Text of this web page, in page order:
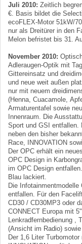
Juli 2010: Zeitlich
€. Basis bildet die
ecoFLEX-Motor 51kW/
nur als Dreitürer in den
Melon befristet bis 31.
November 2010:
Adleraugen-Optik mit
Gittereinsatz und
und neue weit außen
nur mit neuem
(Henna, Cuacamole,
Armaturentafel sowie
Innenraum. Die
Sport und GSI entfallen.
neben den bisher
Race, INNOVATION
Der OPC erhält ein
OPC Design in
im OPC Design
Blau lackiert.
Die Infotainmentmodelle
entfallen. Für den
CD30 / CD30MP3 oder
CONNECT Europa mit
Lenkradfernbedienung ,
(Ansicht im Radio)
Der 1,6 Liter